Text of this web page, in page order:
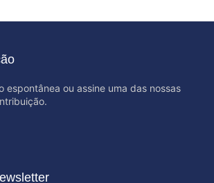
espontânea ou assine uma das nossas